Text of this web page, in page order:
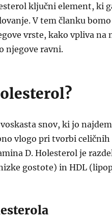
ključni element, ki
V tem članku
vrste, kako vpliva na
njegove ravni.
snov, ki jo
vlogo pri tvorbi
D. Holesterol je
gostote) in HDL